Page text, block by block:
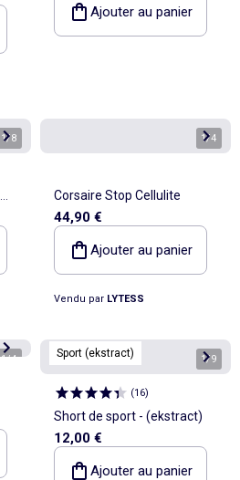
Ajouter au panier
1/8 1/4
Corsaire Stop Cellulite
44,90 €
Ajouter au panier
Vendu par LYTESS
1/4 Sport (ekstract) 1/9
(16)
Short de sport - (ekstract)
12,00 €
Ajouter au panier